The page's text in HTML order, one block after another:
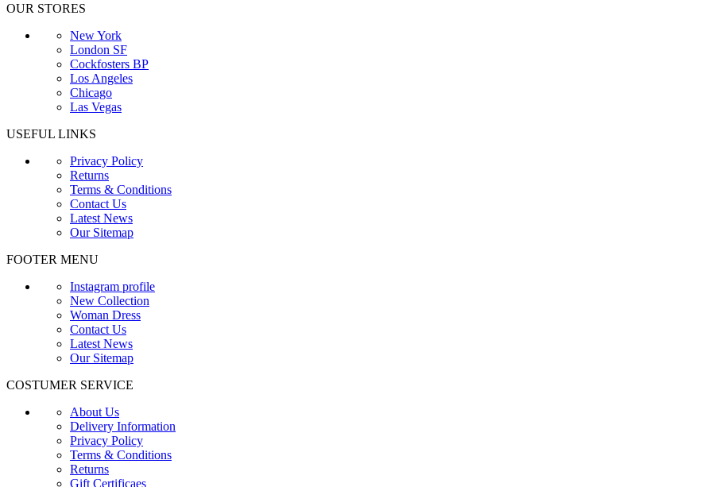
OUR STORES
New York
London SF
Cockfosters BP
Los Angeles
Chicago
Las Vegas
USEFUL LINKS
Privacy Policy
Returns
Terms & Conditions
Contact Us
Latest News
Our Sitemap
FOOTER MENU
Instagram profile
New Collection
Woman Dress
Contact Us
Latest News
Our Sitemap
COSTUMER SERVICE
About Us
Delivery Information
Privacy Policy
Terms & Conditions
Returns
Gift Certificaes